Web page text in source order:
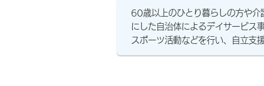
60歳以上のひとり暮らしの方や介
にした自治体によるデイサービス
スポーツ活動などを行い、自立支